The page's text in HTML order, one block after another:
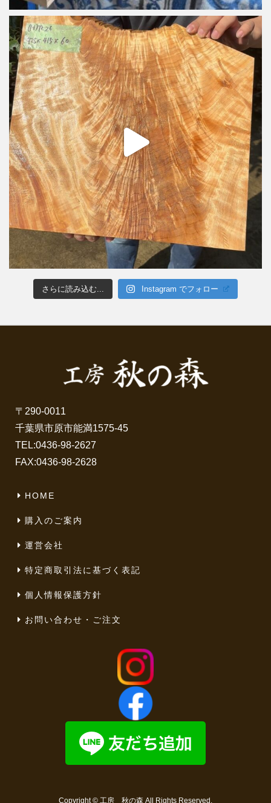
さらに読み込む... Instagram でフォロー
〒290-0011
千葉県市原市能満1575-45
TEL:0436-98-2627
FAX:0436-98-2628
HOME
購入のご案内
運営会社
特定商取引法に基づく表記
個人情報保護方針
お問い合わせ・ご注文
Copyright © 工房 秋の森 All Rights Reserved.